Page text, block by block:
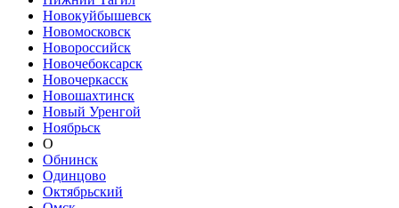
Новокуйбышевск
Новомосковск
Новороссийск
Новочебоксарск
Новочеркасск
Новошахтинск
Новый Уренгой
Ноябрьск
О
Обнинск
Одинцово
Октябрьский